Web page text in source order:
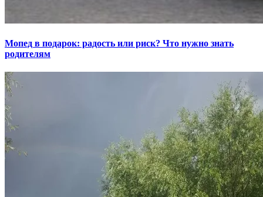
Мопед в подарок: радость или риск? Что нужно знать
родителям